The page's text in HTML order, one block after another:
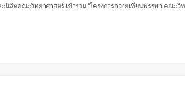
ณะวิทยาศาสตร์ เข้าร่วม “โครงการถวายเทียนพรรษา คณะวิทย